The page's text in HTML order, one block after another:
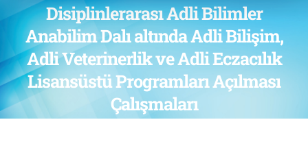
Disiplinlerarası Adli Bilimler
Anabilim Dalı altında Adli Bilişim,
Adli Veterinerlik ve Adli Eczacılık
Lisansüstü Programları Açılması
Çalışmaları